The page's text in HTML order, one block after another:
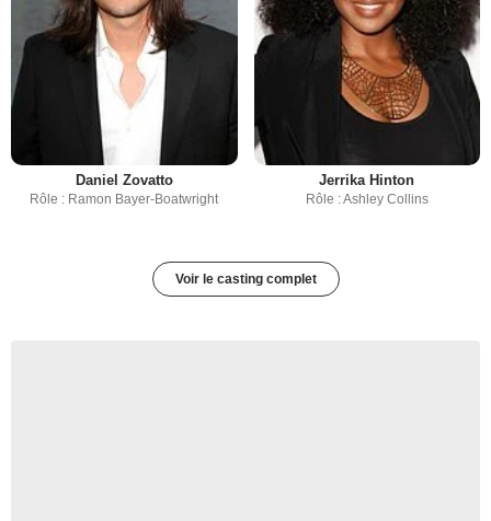
Daniel Zovatto
Rôle : Ramon Bayer-Boatwright
Jerrika Hinton
Rôle : Ashley Collins
Voir le casting complet